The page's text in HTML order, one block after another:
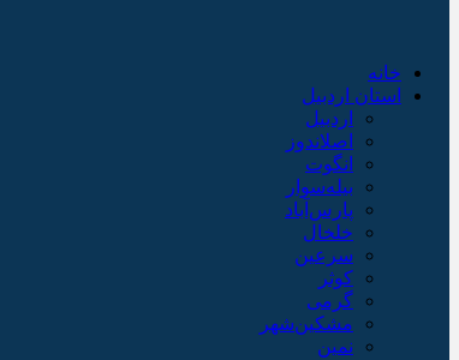
خانه
استان اردبیل
اردبیل
اصلاندوز
انگوت
بیله‌سوار
پارس‌آباد
خلخال
سرعین
کوثر
گرمی
مشکین‌شهر
نمین